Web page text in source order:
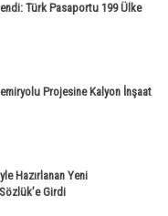
Türk Pasaportu 199 Ülke
Projesine Kalyon İnşaat
Hazırlanan Yeni
Girdi